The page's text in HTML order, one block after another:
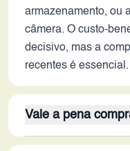
armazenamento, ou
câmera. O custo-
decisivo, mas a
recentes é essencial.
Vale a pena